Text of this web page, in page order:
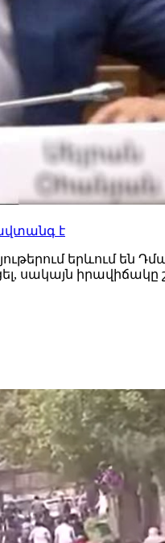
է
երևում են
սակայն իրավիճակը